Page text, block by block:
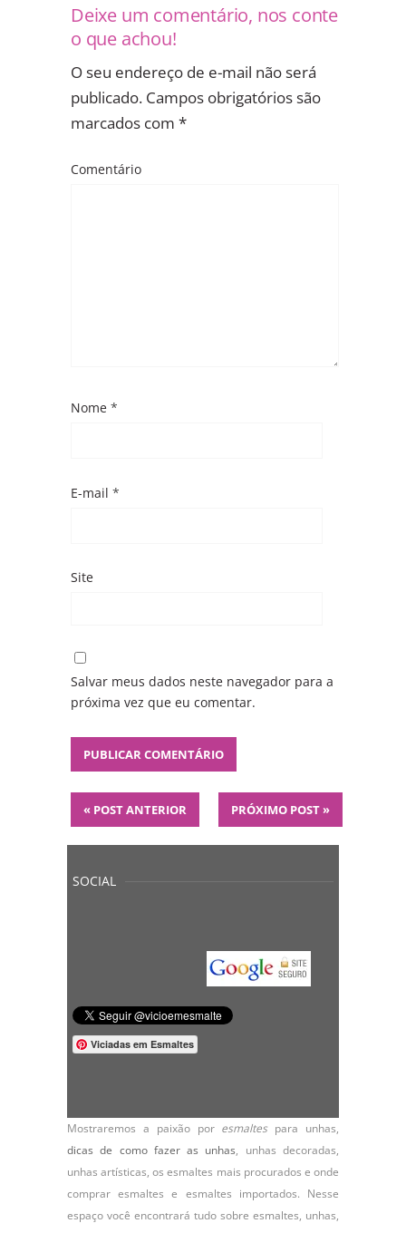
Deixe um comentário, nos conte
o que achou!
O seu endereço de e-mail não será
publicado. Campos obrigatórios são
marcados com *
Comentário
Nome *
E-mail *
Site
Salvar meus dados neste navegador para a
próxima vez que eu comentar.
« POST ANTERIOR PRÓXIMO POST»
SOCIAL
Viciadas em Esmaltes
Mostraremos a paixão por esmaltes para unhas,
dicas de como fazer as unhas, unhas decoradas,
unhas artísticas, osesmaltes mais procurados e onde
comprar esmaltes e esmaltes importados. Nesse
espaço você encontrará tudo sobre esmaltes, unhas,